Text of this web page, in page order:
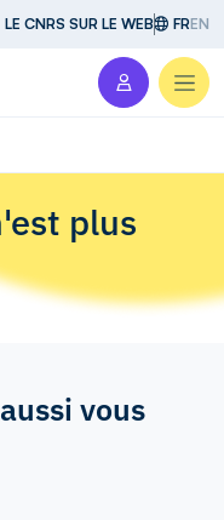
LE CNRS SUR LE WEB FREN
plus
vous